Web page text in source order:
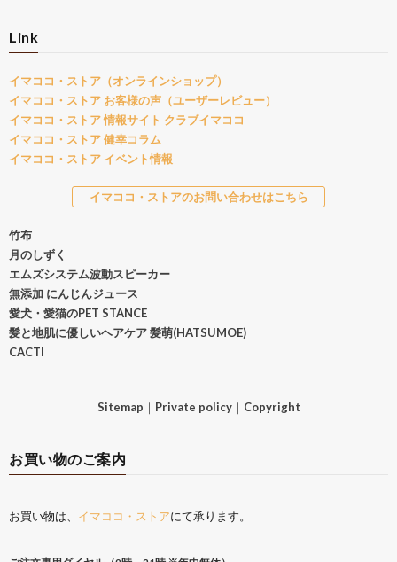
Link
イマココ・ストア（オンラインショップ）
イマココ・ストア お客様の声（ユーザーレビュー）
イマココ・ストア 情報サイト クラブイマココ
イマココ・ストア 健幸コラム
イマココ・ストア イベント情報
イマココ・ストアのお問い合わせはこちら
竹布
月のしずく
エムズシステム波動スピーカー
無添加 にんじんジュース
愛犬・愛猫のPET STANCE
髪と地肌に優しいヘアケア 髪萌(HATSUMOE)
CACTI
Sitemap ｜ Private policy｜ Copyright
お買い物のご案内
お買い物は、 イマココ・ストアにて承ります。